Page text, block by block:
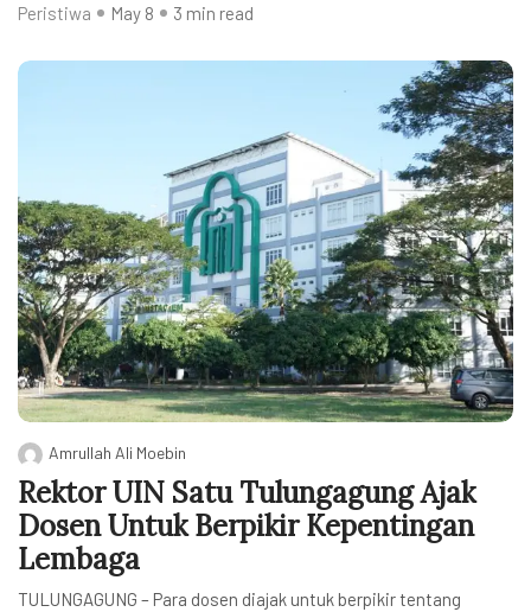
Peristiwa
May 8 3 min read
Amrullah Ali Moebin
Rektor UIN Satu Tulungagung Ajak
Dosen Untuk Berpikir Kepentingan
Lembaga
TULUNGAGUNG – Para dosen diajak untuk berpikir tentang